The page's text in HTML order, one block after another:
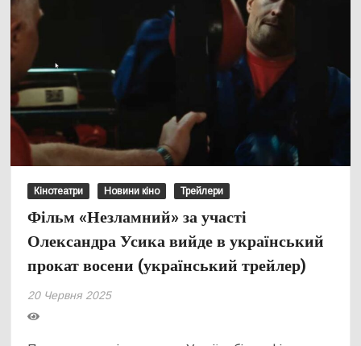
Кінотеатри Новини кіно Трейлери
Фільм «Незламний» за участі
Олександра Усика вийде в український
прокат восени (український трейлер)
20 Червня 2025